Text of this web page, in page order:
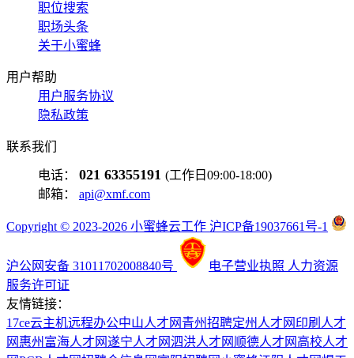
职位搜索
职场头条
关于小蜜蜂
用户帮助
用户服务协议
隐私政策
联系我们
电话： 021 63355191 (工作日09:00-18:00)
邮箱： api@xmf.com
Copyright © 2023-2026 小蜜蜂云工作 沪ICP备19037661号-1
沪公网安备 31011702008840号 电子营业执照 人力资源
服务许可证
友情链接：
17ce云主机远程办公中山人才网 青州招聘定州人才网 印刷人才
网 惠州富海人才网遂宁人才网泗洪人才网 顺德人才网 高校人才